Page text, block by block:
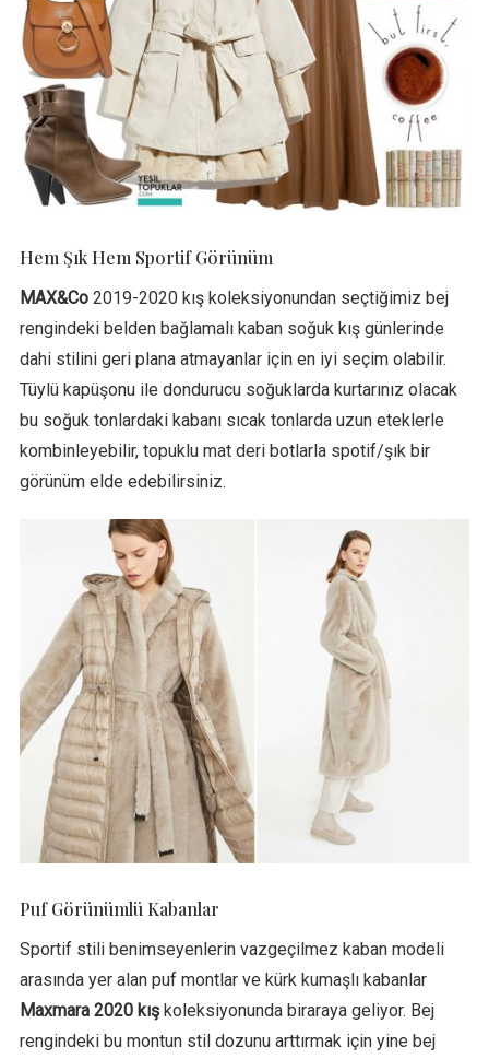
Hem Şık Hem Sportif Görünüm
MAX&Co2019-2020 kış koleksiyonundan seçtiğimiz bej
rengindeki belden bağlamalı kaban soğuk kış günlerinde
dahi stilini geri plana atmayanlar için en iyi seçim olabilir.
Tüylü kapüşonu ile dondurucu soğuklarda kurtarınız olacak
bu soğuk tonlardaki kabanı sıcak tonlarda uzun eteklerle
kombinleyebilir, topuklu mat deri botlarla spotif/şık bir
görünüm elde edebilirsiniz.
Puf Görünümlü Kabanlar
Sportif stili benimseyenlerin vazgeçilmez kaban modeli
arasında yer alan puf montlar ve kürk kumaşlı kabanlar
Maxmara 2020 kışkoleksiyonunda biraraya geliyor. Bej
rengindeki bu montun stil dozunu arttırmak için yine bej